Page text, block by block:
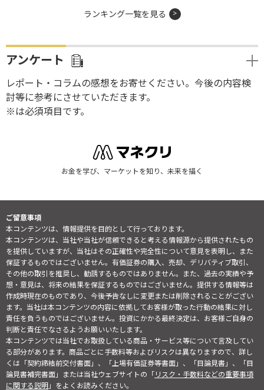
ランキング一覧を見る
アンケート
レポート・コラムの感想をお寄せください。今後の内容検
討等に参考にさせていただきます。
※は必須項目です。
お金を学び、マーケットを知り、未来を描く
ご留意事項
本コンテンツは、情報提供を目的として行っております。
本コンテンツは、当社や当社が信頼できると考える情報源から提供されたもの
を提供していますが、当社はその正確性や完全性について意見を表明し、また
保証するものではございません。有価証券の購入、売却、デリバティブ取引、
その他の取引を推奨し、勧誘するものではありません。また、過去の実績や予
想・意見は、将来の結果を保証するものではございません。提供する情報等は
作成時現在のものであり、今後予告なしに変更または削除されることがござい
ます。当社は本コンテンツの内容に依拠してお客様が取った行動の結果に対し
責任を負うものではございません。投資にかかる最終決定は、お客様ご自身の
判断と責任でなさるようお願いいたします。
本コンテンツでは当社でお取扱している商品・サービス等について言及してい
る部分があります。商品ごとに手数料等およびリスクは異なりますので、詳し
くは「契約締結前交付書面」、「上場有価証券等書面」、「目論見書」、「目
論見書補完書面」または当社ウェブサイトの「リスク・手数料などの重要事項
に関する説明」をよくお読みください。